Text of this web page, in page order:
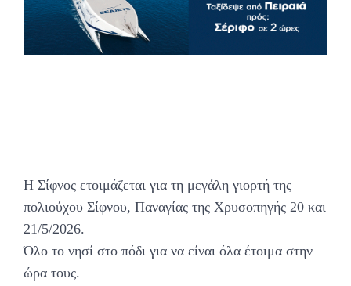
Η Σίφνος ετοιμάζεται για τη μεγάλη γιορτή της
πολιούχου Σίφνου, Παναγίας της Χρυσοπηγής 20 και
21/5/2026.
Όλο το νησί στο πόδι για να είναι όλα έτοιμα στην
ώρα τους.